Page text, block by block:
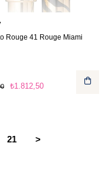
Rouge 41 Rouge Miami
₺1.812,50
21 >